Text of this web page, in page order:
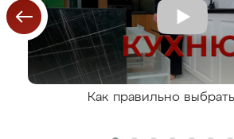
Как правильно